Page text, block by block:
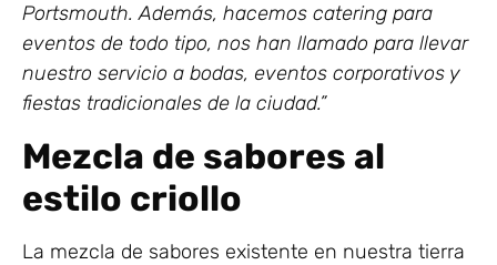
Portsmouth. Además, hacemos catering para
eventos de todo tipo, nos han llamado para llevar
nuestro servicio a bodas, eventos corporativos y
fiestas tradicionales de la ciudad.”
Mezcla de sabores al
estilo criollo
La mezcla de sabores existente en nuestra tierra